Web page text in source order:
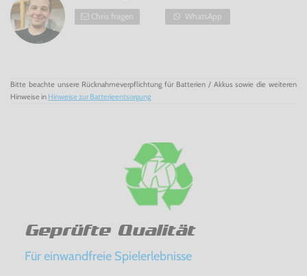
Chris fragen WhatsApp
Bitte beachte unsere Rücknahmeverpflichtung für Batterien / Akkus sowie die weiteren
Hinweise in Hinweise zur Batterieentsorgung
Geprüfte Qualität
Für einwandfreie Spielerlebnisse